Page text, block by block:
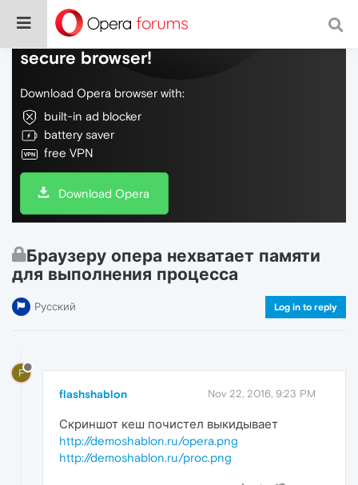
Do more on the web, with a fast and
secure browser!
Download Opera browser with:
built-in ad blocker
battery saver
free VPN
Download Opera
Браузеру опера нехватает памяти
для выполнения процесса
Русский Log in to reply
F
flashshablon Nov 22, 2016, 9:23 PM
Скриншот кеш почистел выкидывает
http://demoshablon.ru/opera.png
http://demoshablon.ru/proc.png